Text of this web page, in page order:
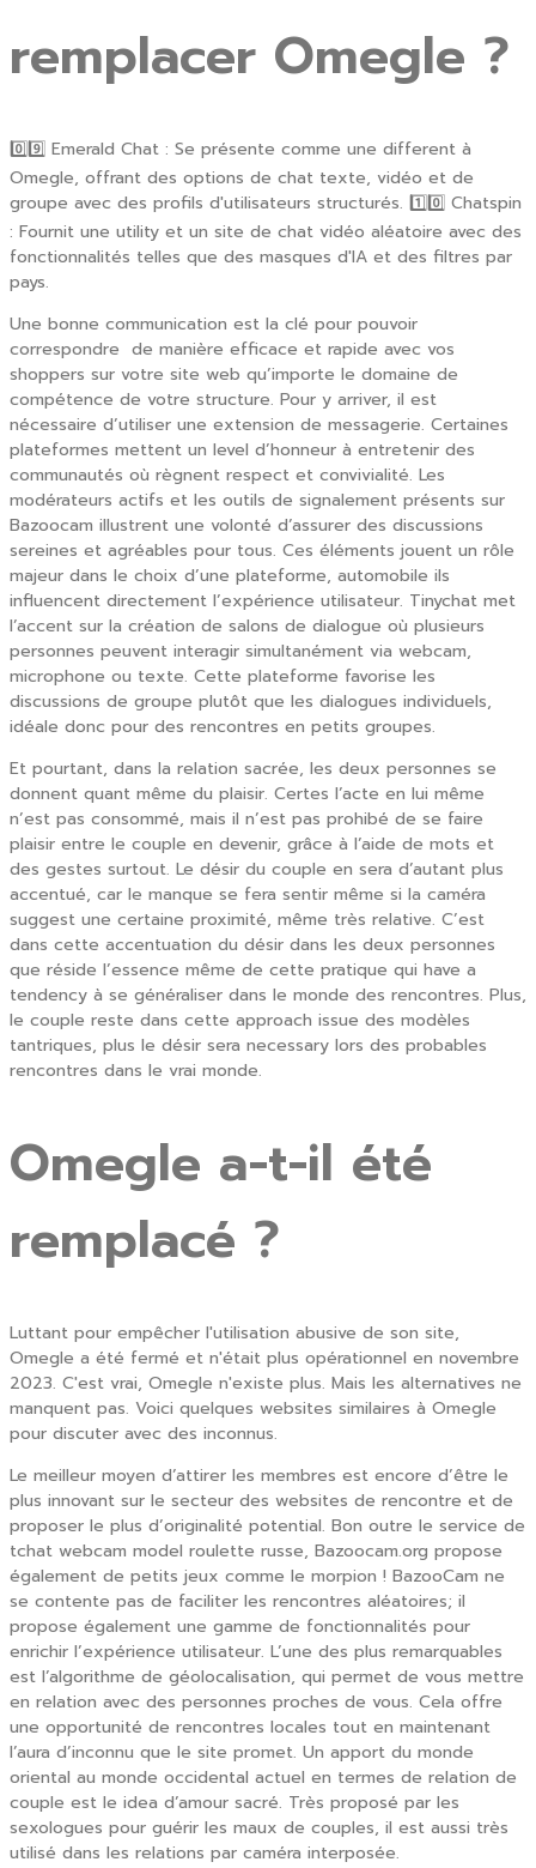
remplacer Omegle ?
0️⃣9️⃣ Emerald Chat : Se présente comme une different à
Omegle, offrant des options de chat texte, vidéo et de
groupe avec des profils d'utilisateurs structurés. 1️⃣0️⃣ Chatspin
: Fournit une utility et un site de chat vidéo aléatoire avec des
fonctionnalités telles que des masques d'IA et des filtres par
pays.
Une bonne communication est la clé pour pouvoir
correspondre de manière efficace et rapide avec vos
shoppers sur votre site web qu’importe le domaine de
compétence de votre structure. Pour y arriver, il est
nécessaire d’utiliser une extension de messagerie. Certaines
plateformes mettent un level d’honneur à entretenir des
communautés où règnent respect et convivialité. Les
modérateurs actifs et les outils de signalement présents sur
Bazoocam illustrent une volonté d’assurer des discussions
sereines et agréables pour tous. Ces éléments jouent un rôle
majeur dans le choix d’une plateforme, automobile ils
influencent directement l’expérience utilisateur. Tinychat met
l’accent sur la création de salons de dialogue où plusieurs
personnes peuvent interagir simultanément via webcam,
microphone ou texte. Cette plateforme favorise les
discussions de groupe plutôt que les dialogues individuels,
idéale donc pour des rencontres en petits groupes.
Et pourtant, dans la relation sacrée, les deux personnes se
donnent quant même du plaisir. Certes l’acte en lui même
n’est pas consommé, mais il n’est pas prohibé de se faire
plaisir entre le couple en devenir, grâce à l’aide de mots et
des gestes surtout. Le désir du couple en sera d’autant plus
accentué, car le manque se fera sentir même si la caméra
suggest une certaine proximité, même très relative. C’est
dans cette accentuation du désir dans les deux personnes
que réside l’essence même de cette pratique qui have a
tendency à se généraliser dans le monde des rencontres. Plus,
le couple reste dans cette approach issue des modèles
tantriques, plus le désir sera necessary lors des probables
rencontres dans le vrai monde.
Omegle a-t-il été
remplacé ?
Luttant pour empêcher l'utilisation abusive de son site,
Omegle a été fermé et n'était plus opérationnel en novembre
2023. C'est vrai, Omegle n'existe plus. Mais les alternatives ne
manquent pas. Voici quelques websites similaires à Omegle
pour discuter avec des inconnus.
Le meilleur moyen d’attirer les membres est encore d’être le
plus innovant sur le secteur des websites de rencontre et de
proposer le plus d’originalité potential. Bon outre le service de
tchat webcam model roulette russe, Bazoocam.org propose
également de petits jeux comme le morpion ! BazooCam ne
se contente pas de faciliter les rencontres aléatoires; il
propose également une gamme de fonctionnalités pour
enrichir l’expérience utilisateur. L’une des plus remarquables
est l’algorithme de géolocalisation, qui permet de vous mettre
en relation avec des personnes proches de vous. Cela offre
une opportunité de rencontres locales tout en maintenant
l’aura d’inconnu que le site promet. Un apport du monde
oriental au monde occidental actuel en termes de relation de
couple est le idea d’amour sacré. Très proposé par les
sexologues pour guérir les maux de couples, il est aussi très
utilisé dans les relations par caméra interposée.